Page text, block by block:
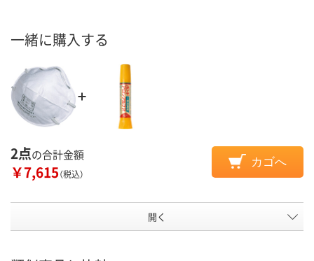
一緒に購入する
2点の合計金額
￥7,615（税込）
カゴへ
開く